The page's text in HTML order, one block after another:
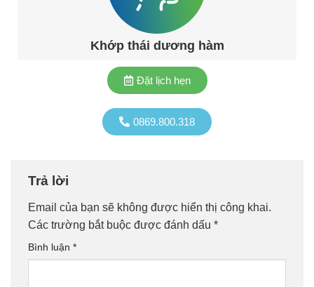
Khớp thái dương hàm
0869.800.318
Đặt lịch hẹn
Trả lời
Email của bạn sẽ không được hiển thị công khai.
Các trường bắt buộc được đánh dấu *
Bình luận *